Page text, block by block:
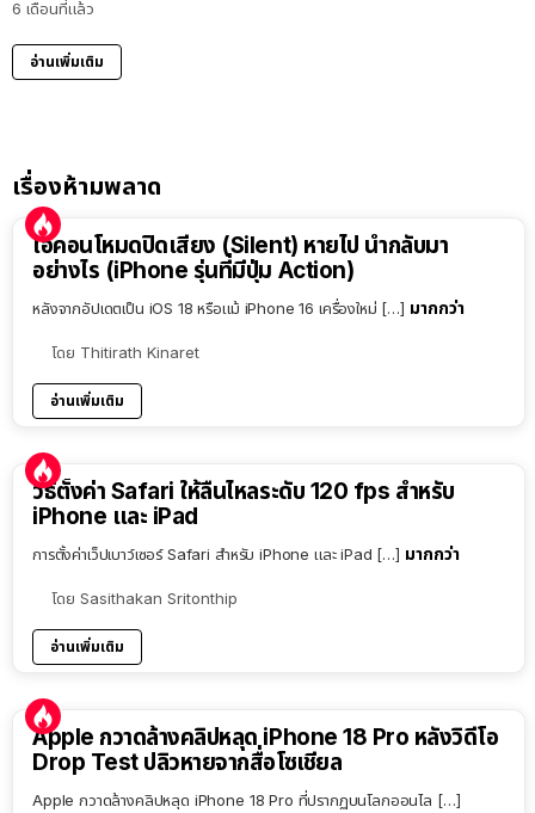
6 เดือนที่แล้ว
อ่านเพิ่มเติม
เรื่องห้ามพลาด
ไอคอนโหมดปิดเสียง (Silent) หายไป นำกลับมา
อย่างไร (iPhone รุ่นที่มีปุ่ม Action)
หลังจากอัปเดตเป็น iOS 18 หรือแม้ iPhone 16 เครื่องใหม่ […] มากกว่า
โดย Thitirath Kinaret
อ่านเพิ่มเติม
วิธีตั้งค่า Safari ให้ลื่นไหลระดับ 120 fps สำหรับ
iPhone และ iPad
การตั้งค่าเว็ปเบาว์เซอร์ Safari สำหรับ iPhone และ iPad […] มากกว่า
โดย Sasithakan Sritonthip
อ่านเพิ่มเติม
Apple กวาดล้างคลิปหลุด iPhone 18 Pro หลังวิดีโอ
Drop Test ปลิวหายจากสื่อโซเชียล
Apple กวาดล้างคลิปหลุด iPhone 18 Pro ที่ปรากฏบนโลกออนไล […]